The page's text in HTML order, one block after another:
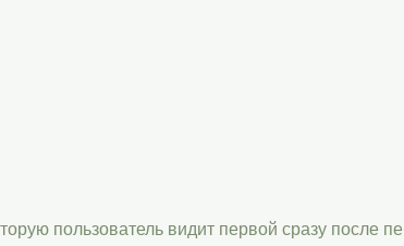
пользователь видит первой сразу после